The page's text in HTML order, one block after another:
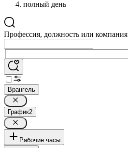
полный день
Профессия, должность или компания
Врангель
График2
Рабочие часы